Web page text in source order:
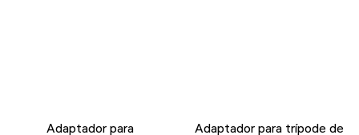
Adaptador para
Adaptador para trípode de